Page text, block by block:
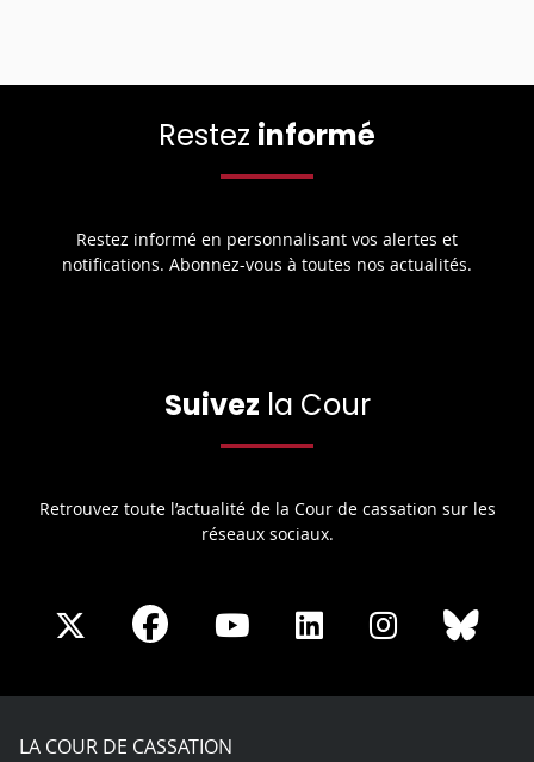
Restez informé
Restez informé en personnalisant vos alertes et
notifications. Abonnez-vous à toutes nos actualités.
Suivez la Cour
Retrouvez toute l’actualité de la Cour de cassation sur les
réseaux sociaux.
Share
X
Share
Facebook
Share
Youtube
Share
LinkedIn
Share
Instagram
LA COUR DE CASSATION